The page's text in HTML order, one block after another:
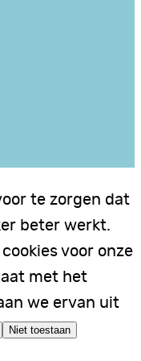
te zorgen dat
beter werkt.
voor onze
met het
we ervan uit
Niet toestaan